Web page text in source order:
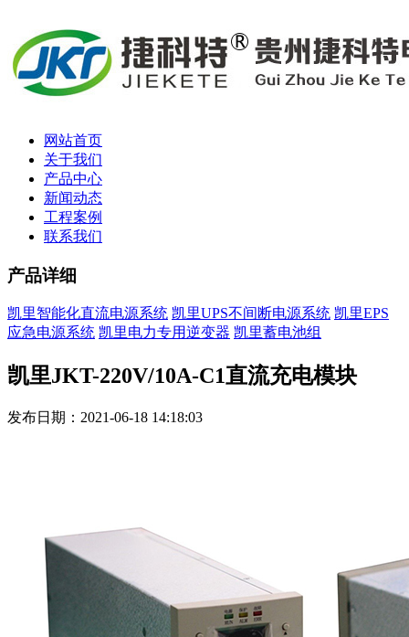
网站首页
关于我们
产品中心
新闻动态
工程案例
联系我们
产品详细
凯里智能化直流电源系统 凯里UPS不间断电源系统 凯里EPS
应急电源系统 凯里电力专用逆变器 凯里蓄电池组
凯里JKT-220V/10A-C1直流充电模块
发布日期：2021-06-18 14:18:03